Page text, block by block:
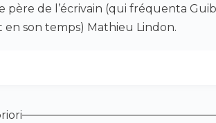
père de l’écrivain (qui fréquenta
son temps) Mathieu Lindon.